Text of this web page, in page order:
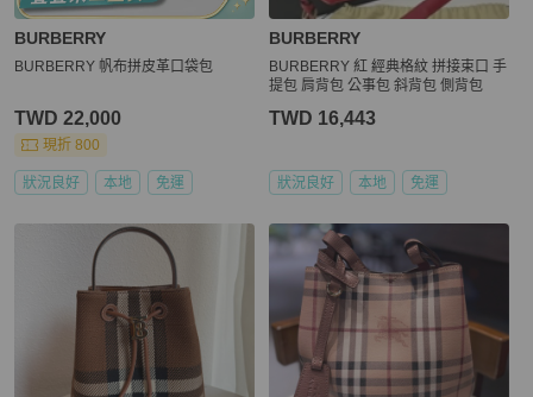
BURBERRY
BURBERRY 帆布拼皮革口袋包
TWD 22,000
現折 800
狀況良好 本地 免運
BURBERRY
BURBERRY 紅 經典格紋 拼接束口 手
提包 肩背包 公事包 斜背包 側背包
TWD 16,443
狀況良好 本地 免運